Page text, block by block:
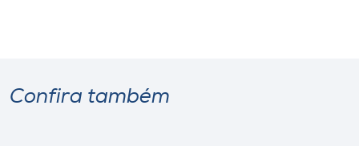
Confira também